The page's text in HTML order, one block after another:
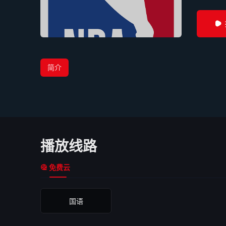
简介
播放线路
免费云
国语